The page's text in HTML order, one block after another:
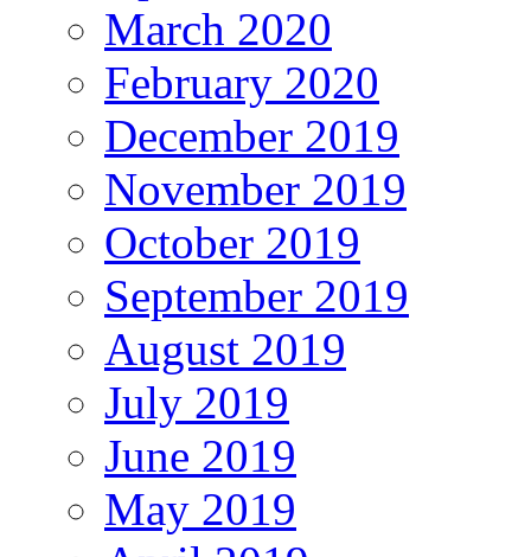
March 2020
February 2020
December 2019
November 2019
October 2019
September 2019
August 2019
July 2019
June 2019
May 2019